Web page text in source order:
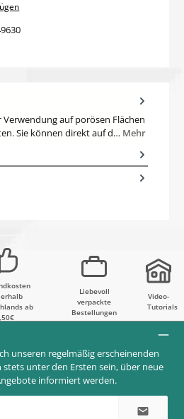
auf porösen Flächen
Sie können direkt auf d… Mehr
ab
Liebevoll
verpackte
Bestellungen
Video-
Tutorials
unseren regelmäßig erscheinenden
unter den Ersten sein, über neue
informiert werden.